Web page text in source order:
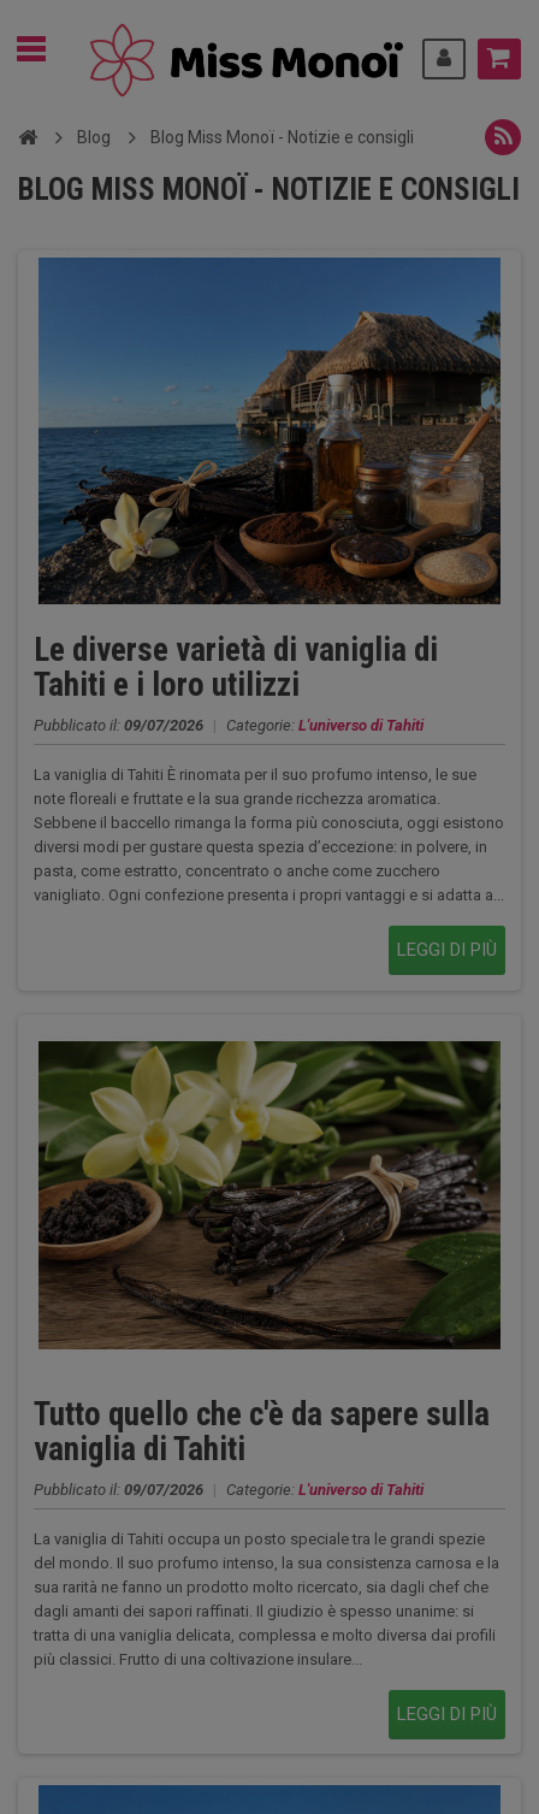
Blog Blog Miss Monoï - Notizie e consigli
BLOG MISS MONOÏ - NOTIZIE E CONSIGLI
Le diverse varietà di vaniglia di
Tahiti e i loro utilizzi
Pubblicato il: 09/07/2026 | Categorie: L'universo di Tahiti
La vaniglia di Tahiti È rinomata per il suo profumo intenso, le sue
note floreali e fruttate e la sua grande ricchezza aromatica.
Sebbene il baccello rimanga la forma più conosciuta, oggi esistono
diversi modi per gustare questa spezia d’eccezione: in polvere, in
pasta, come estratto, concentrato o anche come zucchero
vanigliato. Ogni confezione presenta i propri vantaggi e si adatta a...
LEGGI DI PIÙ
Tutto quello che c'è da sapere sulla
vaniglia di Tahiti
Pubblicato il: 09/07/2026 | Categorie: L'universo di Tahiti
La vaniglia di Tahiti occupa un posto speciale tra le grandi spezie
del mondo. Il suo profumo intenso, la sua consistenza carnosa e la
sua rarità ne fanno un prodotto molto ricercato, sia dagli chef che
dagli amanti dei sapori raffinati. Il giudizio è spesso unanime: si
tratta di una vaniglia delicata, complessa e molto diversa dai profili
più classici. Frutto di una coltivazione insulare...
LEGGI DI PIÙ